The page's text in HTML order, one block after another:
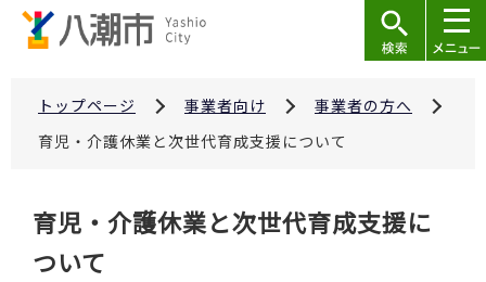
トップページ 事業者向け
事業者の方へ
育児・介護休業と次世代育成支援について
育児・介護休業と次世代育成支援に
ついて